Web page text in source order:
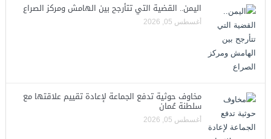
اليمن.. القضية التي تتأرجح بين الهامش ومركز الصراع
أغسطس 05, 2026
مخاوف حوثية تدفع الجماعة لإعادة تقييم علاقتها مع
سلطنة عُمان
أغسطس 05, 2026